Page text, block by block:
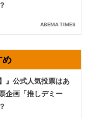
ABEMA TIMES
』公式人気投票はあ
企画「推しデミー